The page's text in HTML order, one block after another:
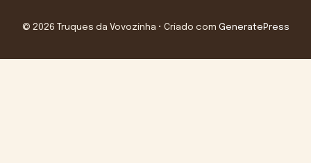
© 2026 Truques da Vovozinha • Criado com GeneratePress